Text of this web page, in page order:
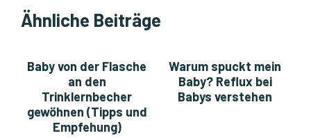
Ähnliche Beiträge
Baby von der Flasche
an den
Trinklernbecher
gewöhnen (Tipps und
Empfehung)
Warum spuckt mein
Baby? Reflux bei
Babys verstehen